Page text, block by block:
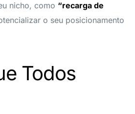
nicho, como “recarga de
o seu posicionamento
Todos